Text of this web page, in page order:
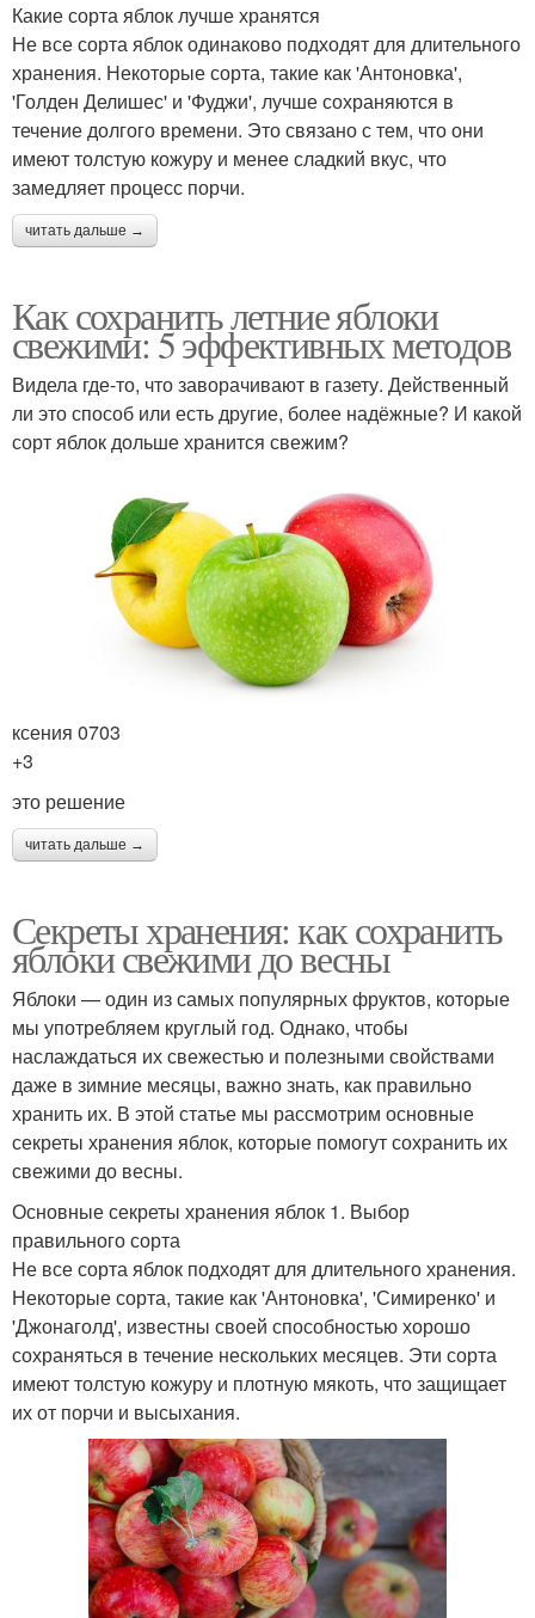
Какие сорта яблок лучше хранятся
Не все сорта яблок одинаково подходят для длительного
хранения. Некоторые сорта, такие как 'Антоновка',
'Голден Делишес' и 'Фуджи', лучше сохраняются в
течение долгого времени. Это связано с тем, что они
имеют толстую кожуру и менее сладкий вкус, что
замедляет процесс порчи.
читать дальше →
Как сохранить летние яблоки
свежими: 5 эффективных методов
Видела где-то, что заворачивают в газету. Действенный
ли это способ или есть другие, более надёжные? И какой
сорт яблок дольше хранится свежим?
ксения 0703
+3
это решение
читать дальше →
Секреты хранения: как сохранить
яблоки свежими до весны
Яблоки — один из самых популярных фруктов, которые
мы употребляем круглый год. Однако, чтобы
наслаждаться их свежестью и полезными свойствами
даже в зимние месяцы, важно знать, как правильно
хранить их. В этой статье мы рассмотрим основные
секреты хранения яблок, которые помогут сохранить их
свежими до весны.
Основные секреты хранения яблок 1. Выбор
правильного сорта
Не все сорта яблок подходят для длительного хранения.
Некоторые сорта, такие как 'Антоновка', 'Симиренко' и
'Джонаголд', известны своей способностью хорошо
сохраняться в течение нескольких месяцев. Эти сорта
имеют толстую кожуру и плотную мякоть, что защищает
их от порчи и высыхания.